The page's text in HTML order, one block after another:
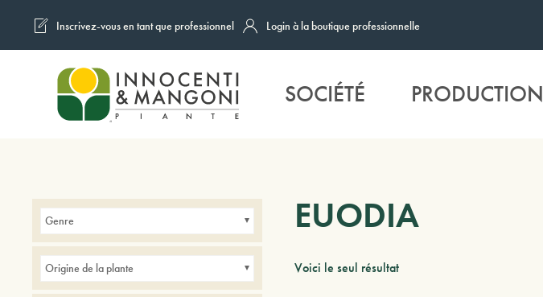
Skip to main content
Inscrivez-vous en tant que professionnel Login à la boutique professionnelle
SOCIÉTÉ PRODUCTION
EUODIA
Voici le seul résultat
Genre
Origine de la plante